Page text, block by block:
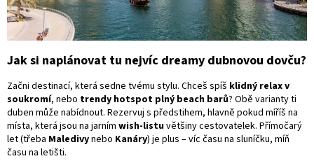
Jak si naplánovat tu nejvíc dreamy dubnovou dovču?
Začni destinací, která sedne tvému stylu. Chceš spíš klidný relax v
soukromí, nebo trendy hotspot plný beach barů? Obě varianty ti
duben může nabídnout. Rezervuj s předstihem, hlavně pokud míříš na
místa, která jsou na jarním wish-listuvětšiny cestovatelek. Přímočarý
let (třeba Maledivynebo Kanáry) je plus – víc času na sluníčku, míň
času na letišti.